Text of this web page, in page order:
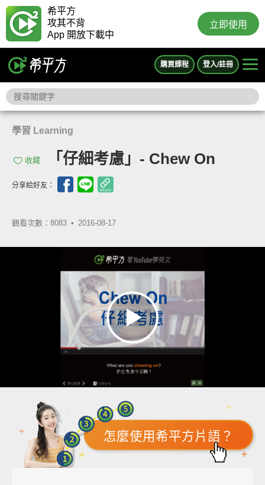
希平方
攻其不背
App 開放下載中
立即使用
購買課程 登入/註冊
學習 Learning
收藏 「仔細考慮」- Chew On
分享給好友：
觀看次數：8083 • 2016-08-17
怎麼使用希平方片語？